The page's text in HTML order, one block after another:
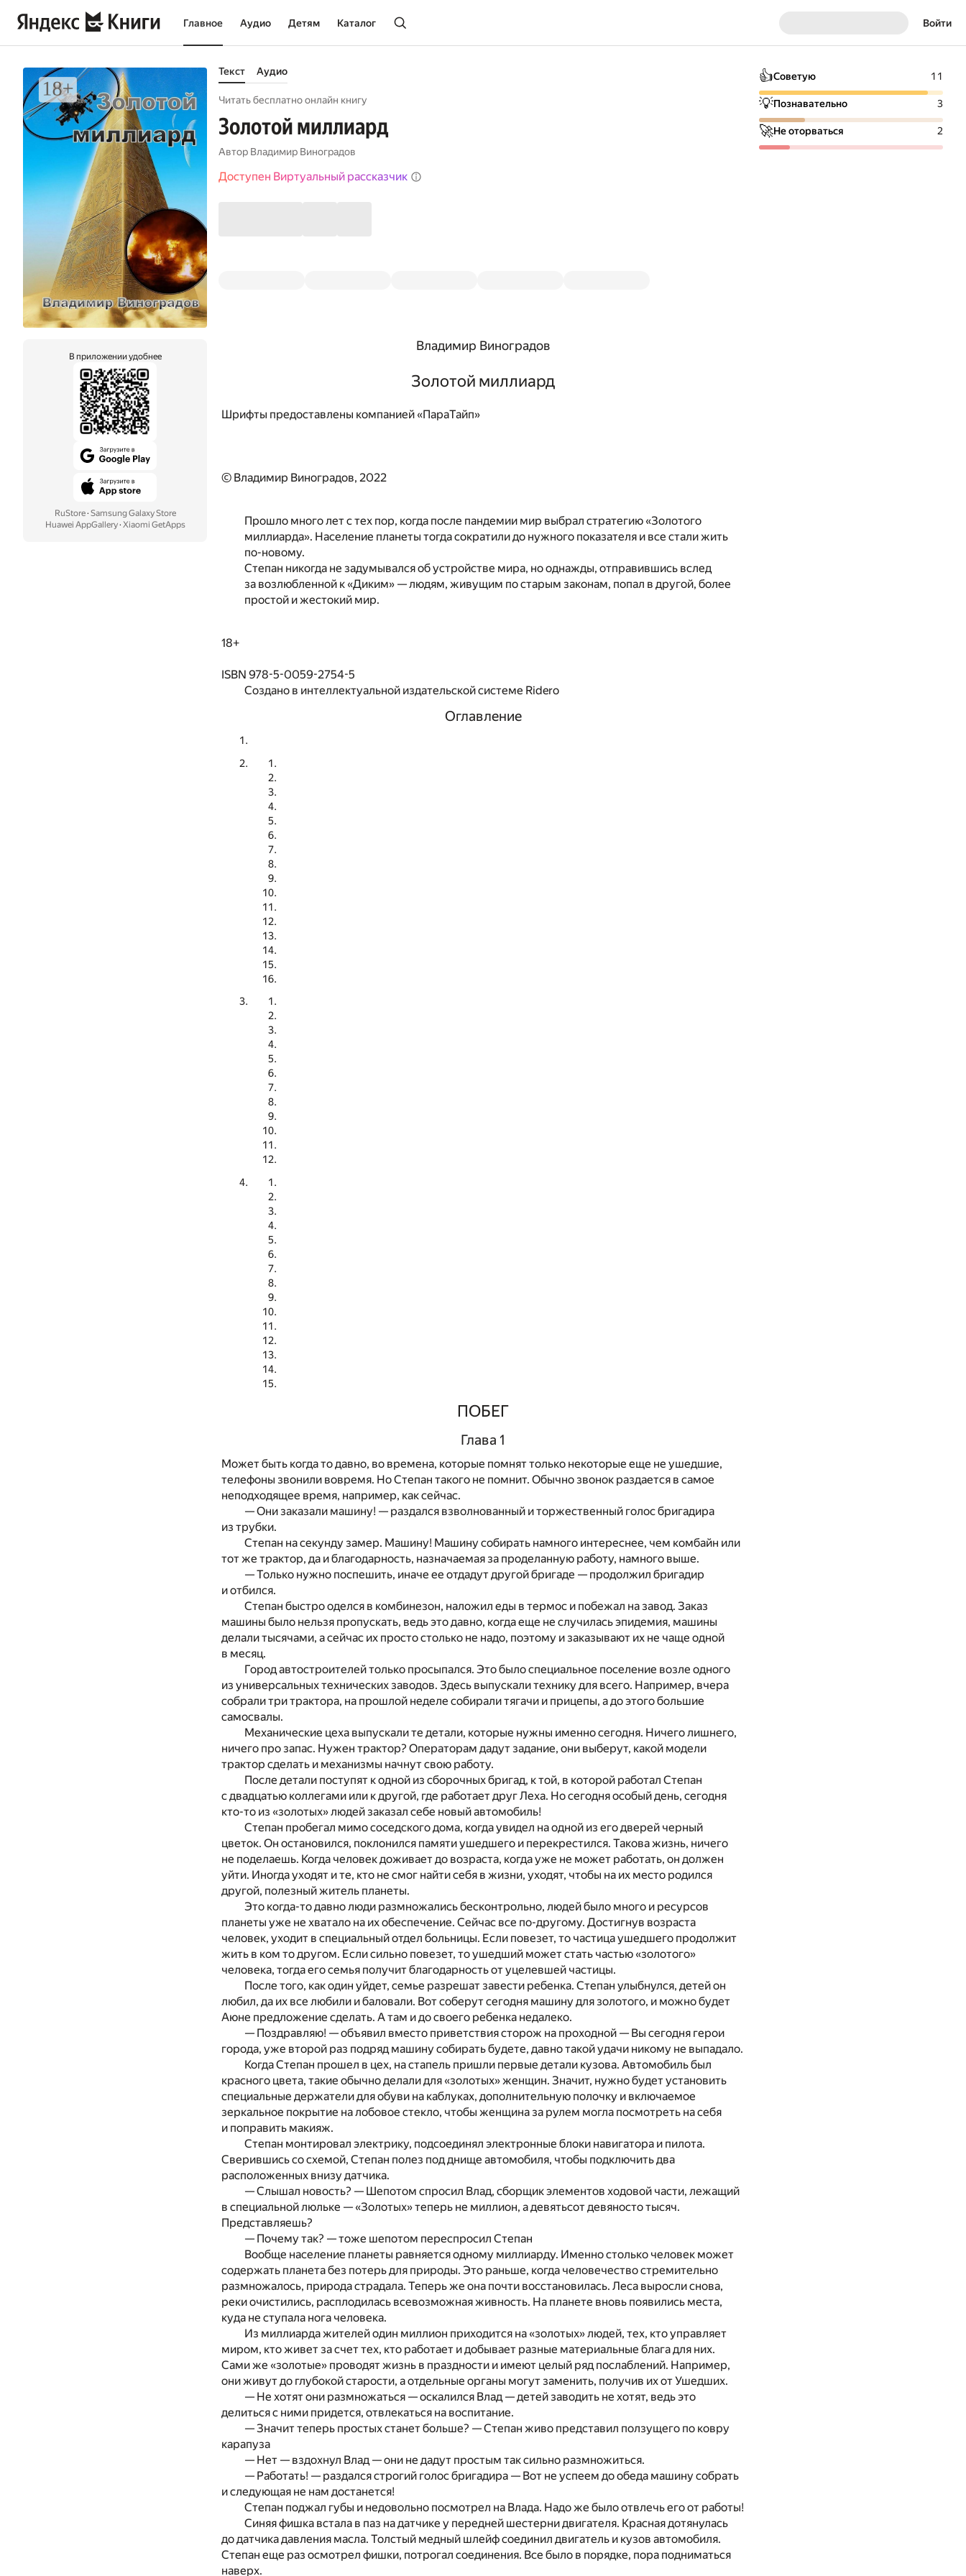
Главное Аудио Детям Каталог Войти
В приложении удобнее
RuStore· Samsung Galaxy Store
Huawei AppGallery· Xiaomi GetApps
Текст Аудио
Читать бесплатно онлайн книгу
Золотой миллиард
Автор Владимир Виноградов
Доступен Виртуальный рассказчик
Владимир Виноградов
Золотой миллиард
Шрифты предоставлены компанией «ПараТайп»
© Владимир Виноградов, 2022
Прошло много лет с тех пор, когда после пандемии мир выбрал стратегию «Золотого
миллиарда». Население планеты тогда сократили до нужного показателя и все стали жить
по-новому.
Степан никогда не задумывался об устройстве мира, но однажды, отправившись вслед
за возлюбленной к «Диким» — людям, живущим по старым законам, попал в другой, более
простой и жестокий мир.
18+
ISBN 978-5-0059-2754-5
Создано в интеллектуальной издательской системе Ridero
Оглавление
ПОБЕГ
Глава 1
Может быть когда то давно, во времена, которые помнят только некоторые еще не ушедшие,
телефоны звонили вовремя. Но Степан такого не помнит. Обычно звонок раздается в самое
неподходящее время, например, как сейчас.
— Они заказали машину! — раздался взволнованный и торжественный голос бригадира
из трубки.
Степан на секунду замер. Машину! Машину собирать намного интереснее, чем комбайн или
тот же трактор, да и благодарность, назначаемая за проделанную работу, намного выше.
— Только нужно поспешить, иначе ее отдадут другой бригаде — продолжил бригадир
и отбился.
Степан быстро оделся в комбинезон, наложил еды в термос и побежал на завод. Заказ
машины было нельзя пропускать, ведь это давно, когда еще не случилась эпидемия, машины
делали тысячами, а сейчас их просто столько не надо, поэтому и заказывают их не чаще одной
в месяц.
Город автостроителей только просыпался. Это было специальное поселение возле одного
из универсальных технических заводов. Здесь выпускали технику для всего. Например, вчера
собрали три трактора, на прошлой неделе собирали тягачи и прицепы, а до этого большие
самосвалы.
Механические цеха выпускали те детали, которые нужны именно сегодня. Ничего лишнего,
ничего про запас. Нужен трактор? Операторам дадут задание, они выберут, какой модели
трактор сделать и механизмы начнут свою работу.
После детали поступят к одной из сборочных бригад, к той, в которой работал Степан
с двадцатью коллегами или к другой, где работает друг Леха. Но сегодня особый день, сегодня
кто-то из «золотых» людей заказал себе новый автомобиль!
Степан пробегал мимо соседского дома, когда увидел на одной из его дверей черный
цветок. Он остановился, поклонился памяти ушедшего и перекрестился. Такова жизнь, ничего
не поделаешь. Когда человек доживает до возраста, когда уже не может работать, он должен
уйти. Иногда уходят и те, кто не смог найти себя в жизни, уходят, чтобы на их место родился
другой, полезный житель планеты.
Это когда-то давно люди размножались бесконтрольно, людей было много и ресурсов
планеты уже не хватало на их обеспечение. Сейчас все по-другому. Достигнув возраста
человек, уходит в специальный отдел больницы. Если повезет, то частица ушедшего продолжит
жить в ком то другом. Если сильно повезет, то ушедший может стать частью «золотого»
человека, тогда его семья получит благодарность от уцелевшей частицы.
После того, как один уйдет, семье разрешат завести ребенка. Степан улыбнулся, детей он
любил, да их все любили и баловали. Вот соберут сегодня машину для золотого, и можно будет
Аюне предложение сделать. А там и до своего ребенка недалеко.
— Поздравляю! — объявил вместо приветствия сторож на проходной — Вы сегодня герои
города, уже второй раз подряд машину собирать будете, давно такой удачи никому не выпадало.
Когда Степан прошел в цех, на стапель пришли первые детали кузова. Автомобиль был
красного цвета, такие обычно делали для «золотых» женщин. Значит, нужно будет установить
специальные держатели для обуви на каблуках, дополнительную полочку и включаемое
зеркальное покрытие на лобовое стекло, чтобы женщина за рулем могла посмотреть на себя
и поправить макияж.
Степан монтировал электрику, подсоединял электронные блоки навигатора и пилота.
Сверившись со схемой, Степан полез под днище автомобиля, чтобы подключить два
расположенных внизу датчика.
— Слышал новость? — Шепотом спросил Влад, сборщик элементов ходовой части, лежащий
в специальной люльке — «Золотых» теперь не миллион, а девятьсот девяносто тысяч.
Представляешь?
— Почему так? — тоже шепотом переспросил Степан
Вообще население планеты равняется одному миллиарду. Именно столько человек может
содержать планета без потерь для природы. Это раньше, когда человечество стремительно
размножалось, природа страдала. Теперь же она почти восстановилась. Леса выросли снова,
реки очистились, расплодилась всевозможная живность. На планете вновь появились места,
куда не ступала нога человека.
Из миллиарда жителей один миллион приходится на «золотых» людей, тех, кто управляет
миром, кто живет за счет тех, кто работает и добывает разные материальные блага для них.
Сами же «золотые» проводят жизнь в праздности и имеют целый ряд послаблений. Например,
они живут до глубокой старости, а отдельные органы могут заменить, получив их от Ушедших.
— Не хотят они размножаться — оскалился Влад — детей заводить не хотят, ведь это
делиться с ними придется, отвлекаться на воспитание.
— Значит теперь простых станет больше? — Степан живо представил ползущего по ковру
карапуза
— Нет — вздохнул Влад — они не дадут простым так сильно размножиться.
— Работать! — раздался строгий голос бригадира — Вот не успеем до обеда машину собрать
и следующая не нам достанется!
Степан поджал губы и недовольно посмотрел на Влада. Надо же было отвлечь его от работы!
Синяя фишка встала в паз на датчике у передней шестерни двигателя. Красная дотянулась
до датчика давления масла. Толстый медный шлейф соединил двигатель и кузов автомобиля.
Степан еще раз осмотрел фишки, потрогал соединения. Все было в порядке, пора подниматься
наверх.
👍Советую 11
💡Познавательно 3
🚀Не оторваться 2